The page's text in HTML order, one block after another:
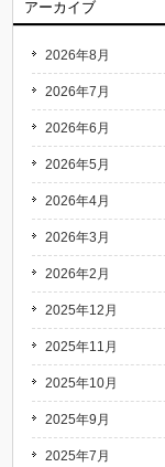
アーカイブ
2026年8月
2026年7月
2026年6月
2026年5月
2026年4月
2026年3月
2026年2月
2025年12月
2025年11月
2025年10月
2025年9月
2025年7月